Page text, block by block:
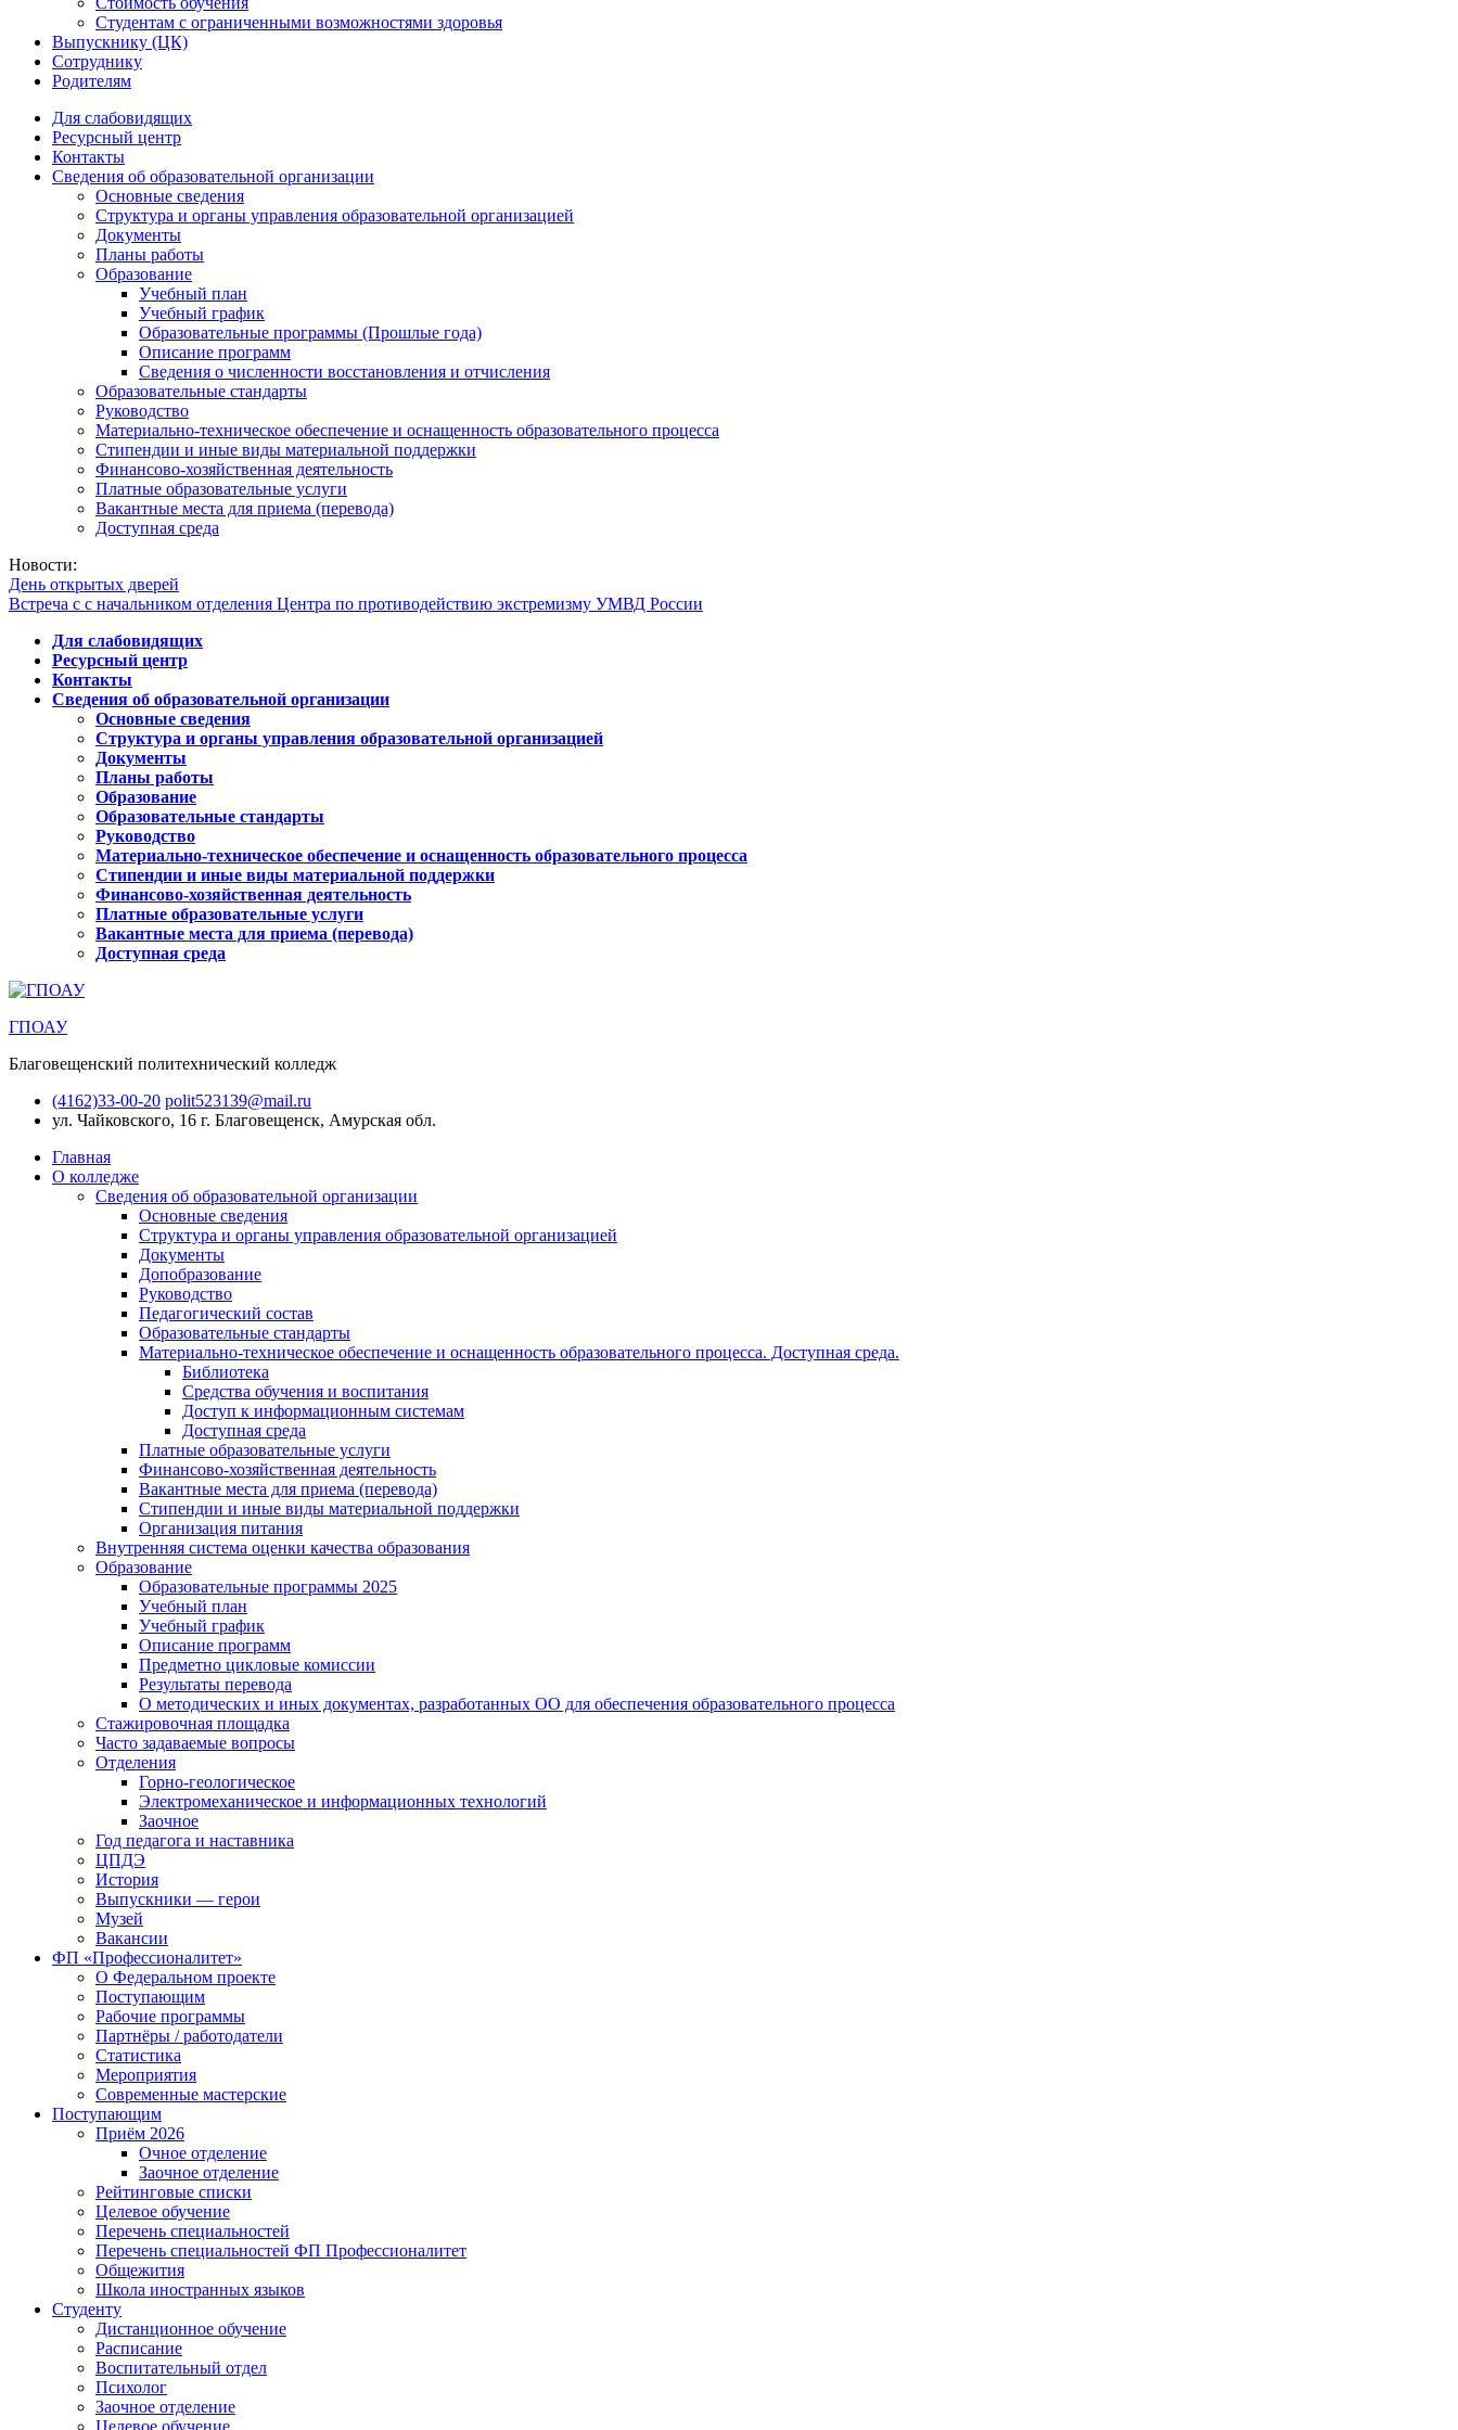
Студентам с ограниченными возможностями здоровья
Выпускнику (ЦК)
Сотруднику
Родителям
Для слабовидящих
Ресурсный центр
Контакты
Сведения об образовательной организации
Основные сведения
Структура и органы управления образовательной организацией
Документы
Планы работы
Образование
Учебный план
Учебный график
Образовательные программы (Прошлые года)
Описание программ
Сведения о численности восстановления и отчисления
Образовательные стандарты
Руководство
Материально-техническое обеспечение и оснащенность образовательного процесса
Стипендии и иные виды материальной поддержки
Финансово-хозяйственная деятельность
Платные образовательные услуги
Вакантные места для приема (перевода)
Доступная среда
Новости:
День открытых дверей
Встреча с с начальником отделения Центра по противодействию экстремизму УМВД России
Для слабовидящих
Ресурсный центр
Контакты
Сведения об образовательной организации
Основные сведения
Структура и органы управления образовательной организацией
Документы
Планы работы
Образование
Образовательные стандарты
Руководство
Материально-техническое обеспечение и оснащенность образовательного процесса
Стипендии и иные виды материальной поддержки
Финансово-хозяйственная деятельность
Платные образовательные услуги
Вакантные места для приема (перевода)
Доступная среда
ГПОАУ
Благовещенский политехнический колледж
(4162)33-00-20 polit523139@mail.ru
ул. Чайковского, 16 г. Благовещенск, Амурская обл.
Главная
О колледже
Сведения об образовательной организации
Основные сведения
Структура и органы управления образовательной организацией
Документы
Допобразование
Руководство
Педагогический состав
Образовательные стандарты
Материально-техническое обеспечение и оснащенность образовательного процесса. Доступная среда.
Библиотека
Средства обучения и воспитания
Доступ к информационным системам
Доступная среда
Платные образовательные услуги
Финансово-хозяйственная деятельность
Вакантные места для приема (перевода)
Стипендии и иные виды материальной поддержки
Организация питания
Внутренняя система оценки качества образования
Образование
Образовательные программы 2025
Учебный план
Учебный график
Описание программ
Предметно цикловые комиссии
Результаты перевода
О методических и иных документах, разработанных ОО для обеспечения образовательного процесса
Стажировочная площадка
Часто задаваемые вопросы
Отделения
Горно-геологическое
Электромеханическое и информационных технологий
Заочное
Год педагога и наставника
ЦПДЭ
История
Выпускники — герои
Музей
Вакансии
ФП «Профессионалитет»
О Федеральном проекте
Поступающим
Рабочие программы
Партнёры / работодатели
Статистика
Мероприятия
Современные мастерские
Поступающим
Приём 2026
Очное отделение
Заочное отделение
Рейтинговые списки
Целевое обучение
Перечень специальностей
Перечень специальностей ФП Профессионалитет
Общежития
Школа иностранных языков
Студенту
Дистанционное обучение
Расписание
Воспитательный отдел
Психолог
Заочное отделение
Целевое обучение